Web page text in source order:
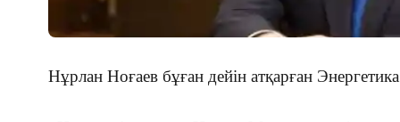
Нұрлан Ноғаев бұған дейін атқарған